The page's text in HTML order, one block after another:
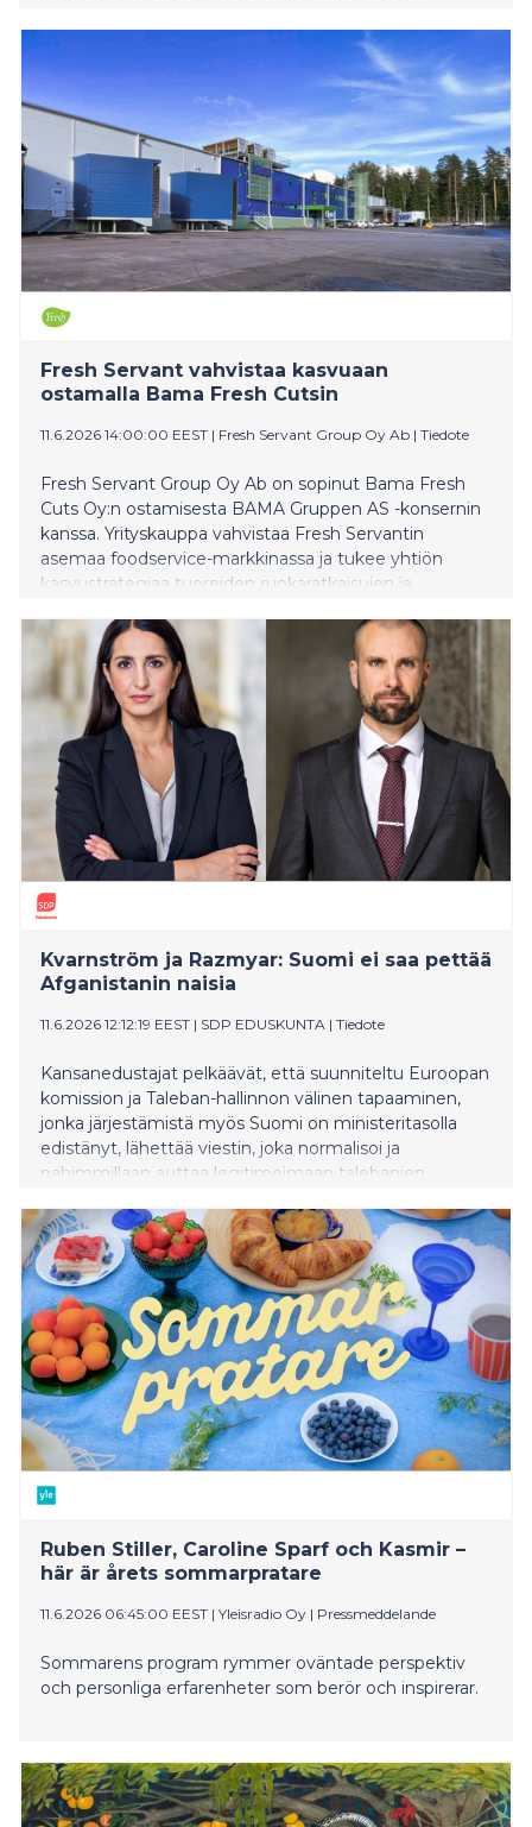
kanssa.
Fresh Servant vahvistaa kasvuaan
ostamalla Bama Fresh Cutsin
11.6.2026 14:00:00 EEST | Fresh Servant Group Oy Ab | Tiedote
Fresh Servant Group Oy Ab on sopinut Bama Fresh
Cuts Oy:n ostamisesta BAMA Gruppen AS -konsernin
kanssa. Yrityskauppa vahvistaa Fresh Servantin
asemaa foodservice-markkinassa ja tukee yhtiön
kasvustrategiaa tuoreiden ruokaratkaisujen ja
toteutuminen edellyttää kilpailuviranomaisen
hyväksyntää.
Kvarnström ja Razmyar: Suomi ei saa pettää
Afganistanin naisia
11.6.2026 12:12:19 EEST | SDP EDUSKUNTA | Tiedote
Kansanedustajat pelkäävät, että suunniteltu Euroopan
komission ja Taleban-hallinnon välinen tapaaminen,
jonka järjestämistä myös Suomi on ministeritasolla
edistänyt, lähettää viestin, joka normalisoi ja
pahimmillaan auttaa legitimoimaan talebanien
asiasta kirjallisen kysymyksen.
Ruben Stiller, Caroline Sparf och Kasmir –
här är årets sommarpratare
11.6.2026 06:45:00 EEST | Yleisradio Oy | Pressmeddelande
Sommarens program rymmer oväntade perspektiv
och personliga erfarenheter som berör och inspirerar.